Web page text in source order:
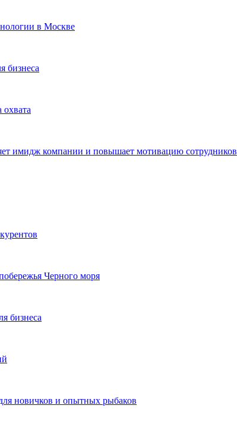
в Москве
бизнеса
имидж компании и повышает мотивацию сотрудников
Черного моря
бизнеса
новичков и опытных рыбаков